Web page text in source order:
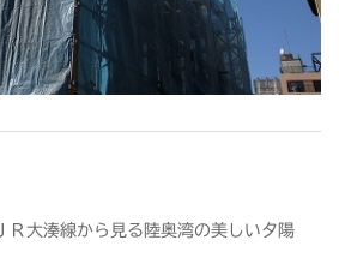
ＪＲ大湊線から見る陸奥湾の美しい夕陽